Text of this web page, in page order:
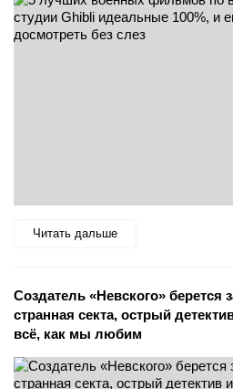
Читать дальше
Создатель «Невского» берется
странная секта, острый
всё, как мы любим